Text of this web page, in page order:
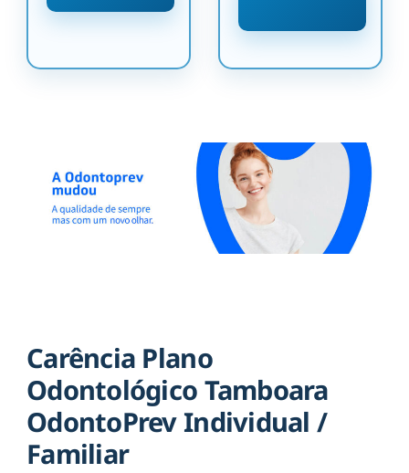
Carência Plano
Odontológico Tamboara
OdontoPrev Individual /
Familiar